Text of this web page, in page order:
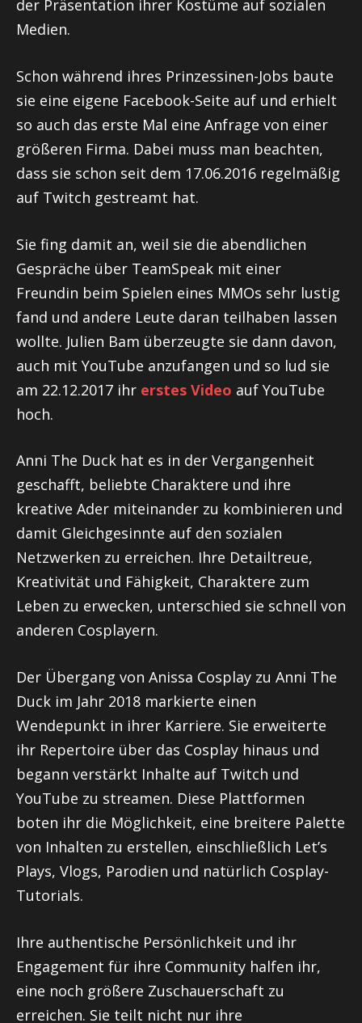
der Präsentation ihrer Kostüme auf sozialen
Medien.
Schon während ihres Prinzessinen-Jobs baute
sie eine eigene Facebook-Seite auf und erhielt
so auch das erste Mal eine Anfrage von einer
größeren Firma. Dabei muss man beachten,
dass sie schon seit dem 17.06.2016 regelmäßig
auf Twitch gestreamt hat.
Sie fing damit an, weil sie die abendlichen
Gespräche über TeamSpeak mit einer
Freundin beim Spielen eines MMOs sehr lustig
fand und andere Leute daran teilhaben lassen
wollte. Julien Bam überzeugte sie dann davon,
auch mit YouTube anzufangen und so lud sie
am 22.12.2017 ihr erstes Video auf YouTube
hoch.
Anni The Duck hat es in der Vergangenheit
geschafft, beliebte Charaktere und ihre
kreative Ader miteinander zu kombinieren und
damit Gleichgesinnte auf den sozialen
Netzwerken zu erreichen. Ihre Detailtreue,
Kreativität und Fähigkeit, Charaktere zum
Leben zu erwecken, unterschied sie schnell von
anderen Cosplayern.
Der Übergang von Anissa Cosplay zu Anni The
Duck im Jahr 2018 markierte einen
Wendepunkt in ihrer Karriere. Sie erweiterte
ihr Repertoire über das Cosplay hinaus und
begann verstärkt Inhalte auf Twitch und
YouTube zu streamen. Diese Plattformen
boten ihr die Möglichkeit, eine breitere Palette
von Inhalten zu erstellen, einschließlich Let’s
Plays, Vlogs, Parodien und natürlich Cosplay-
Tutorials.
Ihre authentische Persönlichkeit und ihr
Engagement für ihre Community halfen ihr,
eine noch größere Zuschauerschaft zu
erreichen. Sie teilt nicht nur ihre